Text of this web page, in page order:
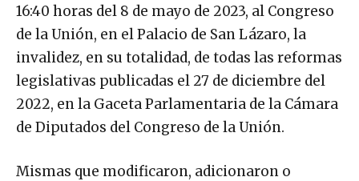
16:40 horas del 8 de mayo de 2023, al Congreso
de la Unión, en el Palacio de San Lázaro, la
invalidez, en su totalidad, de todas las reformas
legislativas publicadas el 27 de diciembre del
2022, en la Gaceta Parlamentaria de la Cámara
de Diputados del Congreso de la Unión.
Mismas que modificaron, adicionaron o